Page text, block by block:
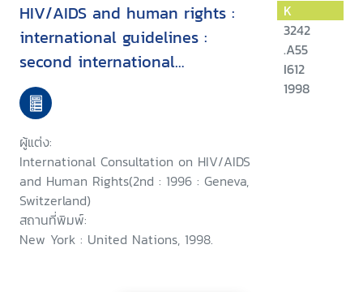
HIV/AIDS and human rights :
international guidelines :
second international
consultation on HIV/AIDS and
human rights, Geneva, 23-25
September 1996
ผู้แต่ง:
International Consultation on HIV/AIDS
and Human Rights(2nd : 1996 : Geneva,
Switzerland)
สถานที่พิมพ์:
New York : United Nations, 1998.
K
3242
.A55
I612
1998